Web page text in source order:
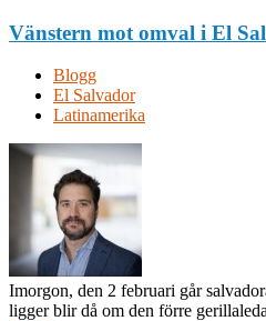
Vänstern mot omval i El
Blogg
El Salvador
Latinamerika
Imorgon, den 2 februari går
ligger blir då om den förre